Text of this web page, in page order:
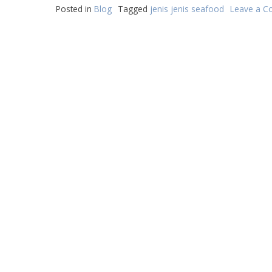
Posted in Blog Tagged jenis jenis seafood Leave a